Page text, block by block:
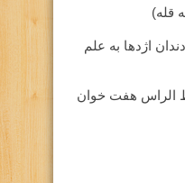
قله)
اژدها به علم
الراس هفت خوان